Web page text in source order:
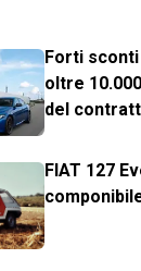
Forti sconti
oltre
del
FIAT 127